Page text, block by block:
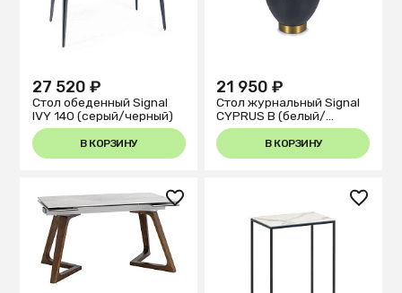
27 520 ₽
Стол обеденный Signal
IVY 140 (серый/черный)
В КОРЗИНУ
21 950 ₽
Стол журнальный Signal
CYPRUS B (белый/
черный)
В КОРЗИНУ